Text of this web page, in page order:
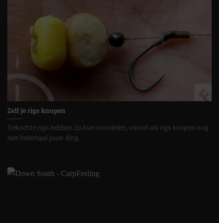
Zelf je rigs knopen
Gekochte rigs hebben zo hun voordelen, vooral als rigs knopen nog
niet helemaal jouw ding...